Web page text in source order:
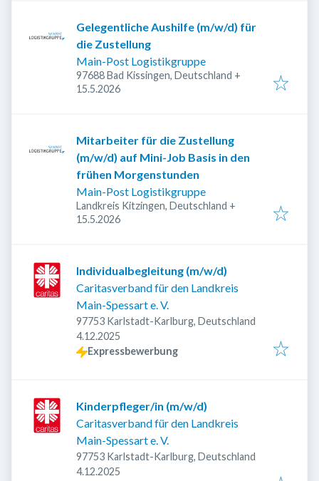
Gelegentliche Aushilfe (m/w/d) für
die Zustellung
Main-Post Logistikgruppe
97688 Bad Kissingen, Deutschland +
Veröffentlicht
15.5.2026
Mitarbeiter für die Zustellung
(m/w/d) auf Mini-Job Basis in den
frühen Morgenstunden
Main-Post Logistikgruppe
Landkreis Kitzingen, Deutschland +
Veröffentlicht
15.5.2026
Individualbegleitung (m/w/d)
Caritasverband für den Landkreis
Main-Spessart e. V.
97753 Karlstadt-Karlburg, Deutschland
Veröffentlicht
4.12.2025
Expressbewerbung
Kinderpfleger/in (m/w/d)
Caritasverband für den Landkreis
Main-Spessart e. V.
97753 Karlstadt-Karlburg, Deutschland
Veröffentlicht
4.12.2025